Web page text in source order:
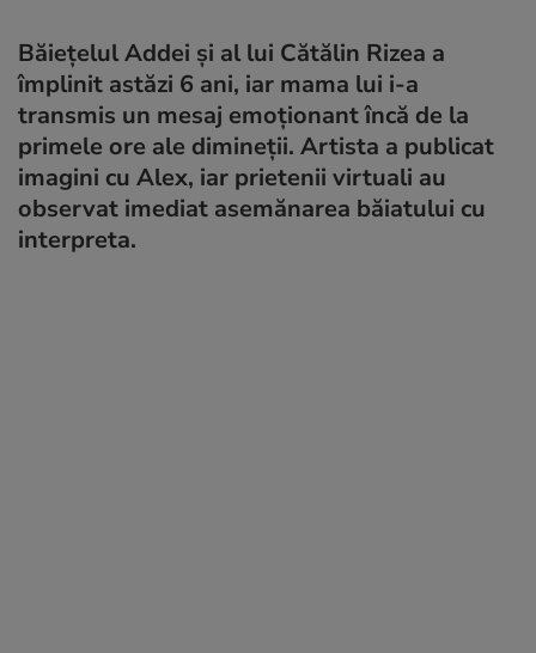
Băiețelul Addei și al lui Cătălin Rizea a
împlinit astăzi 6 ani, iar mama lui i-a
transmis un mesaj emoționant încă de la
primele ore ale dimineții. Artista a publicat
imagini cu Alex, iar prietenii virtuali au
observat imediat asemănarea băiatului cu
interpreta.